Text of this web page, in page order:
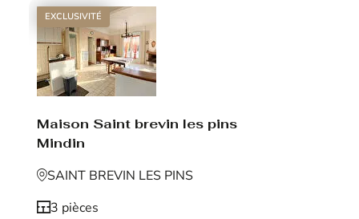
EXCLUSIVITÉ
Maison Saint brevin les pins
Mindin
SAINT BREVIN LES PINS
3 pièces